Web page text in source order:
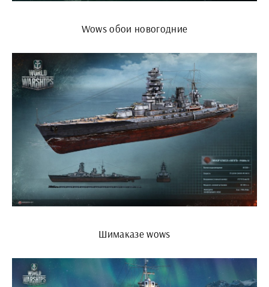
Wows обои новогодние
Шимаказе wows